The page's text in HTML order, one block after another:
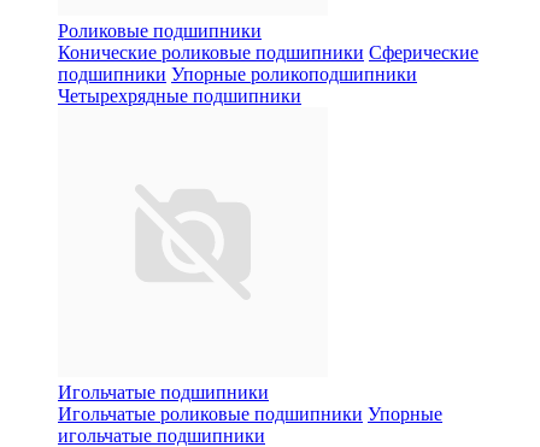
Роликовые подшипники
Конические роликовые подшипники Сферические
подшипники Упорные роликоподшипники
Четырехрядные подшипники
Игольчатые подшипники
Игольчатые роликовые подшипники Упорные
игольчатые подшипники